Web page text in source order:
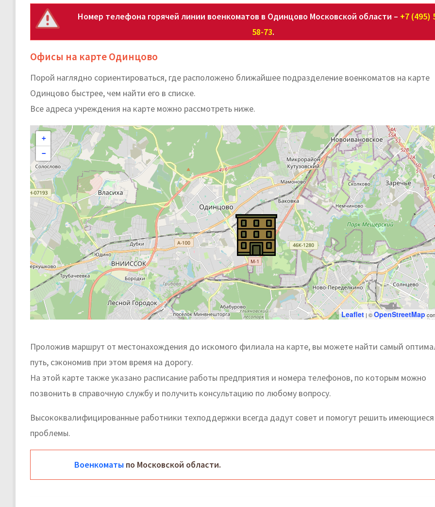
Номер телефона горячей линии военкоматов в Одинцово Московской области – +7 (495)
58-73.
Офисы на карте Одинцово
Порой наглядно сориентироваться, где расположено ближайшее подразделение военкоматов на карте
Одинцово быстрее, чем найти его в списке.
Все адреса учреждения на карте можно рассмотреть ниже.
+
−
Leaflet | ©OpenStreetMap
Проложив маршрут от местонахождения до искомого филиала на карте, вы можете найти самый
путь, сэкономив при этом время на дорогу.
На этой карте также указано расписание работы предприятия и номера телефонов, по которым можно
позвонить в справочную службу и получить консультацию по любому вопросу.
Высококвалифицированные работники техподдержки всегда дадут совет и помогут решить имеющиеся
проблемы.
Военкоматы по Московской области.